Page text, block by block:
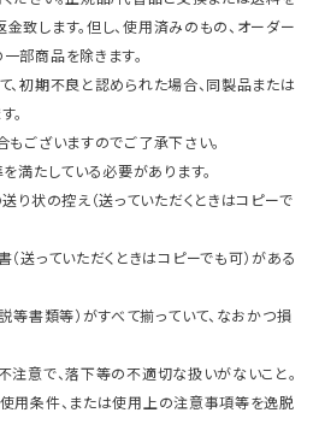
致します。但し、使用済みのもの、オーダー
部商品を除きます。
初期不良と認められた場合、同製品または
。
ございますのでご了承下さい。
満たしている必要があります。
り状の控え（送っていただくときはコピーで
送っていただくときはコピーでも可）がある
等書類等）がすべて揃っていて、なおかつ損
注意で、落下等の不適切な扱いがないこと。
用条件、または使用上の注意事項等を逸脱